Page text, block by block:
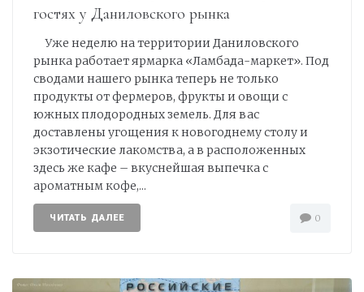
гостях у Даниловского рынка
Уже неделю на территории Даниловского
рынка работает ярмарка «Ламбада-маркет». Под
сводами нашего рынка теперь не только
продукты от фермеров, фрукты и овощи с
южных плодородных земель. Для вас
доставлены угощения к новогоднему столу и
экзотические лакомства, а в расположенных
здесь же кафе – вкуснейшая выпечка с
ароматным кофе,...
ЧИТАТЬ ДАЛЕЕ 0